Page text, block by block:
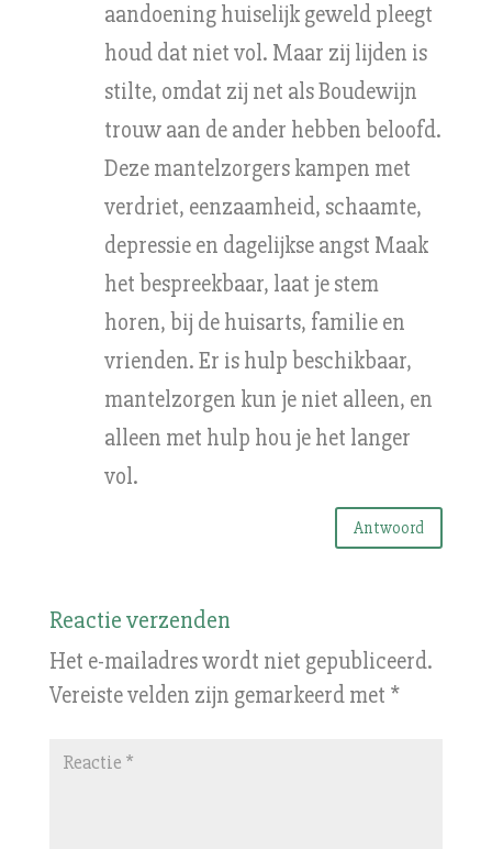
aandoening huiselijk geweld pleegt
houd dat niet vol. Maar zij lijden is
stilte, omdat zij net als Boudewijn
trouw aan de ander hebben beloofd.
Deze mantelzorgers kampen met
verdriet, eenzaamheid, schaamte,
depressie en dagelijkse angst Maak
het bespreekbaar, laat je stem
horen, bij de huisarts, familie en
vrienden. Er is hulp beschikbaar,
mantelzorgen kun je niet alleen, en
alleen met hulp hou je het langer
vol.
Antwoord
Reactie verzenden
Het e-mailadres wordt niet gepubliceerd.
Vereiste velden zijn gemarkeerd met *